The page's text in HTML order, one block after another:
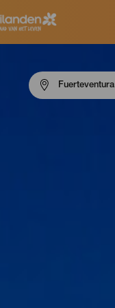
Fuerteventura